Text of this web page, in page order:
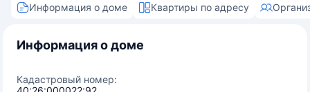
Информация о доме Квартиры по адресу
Информация о доме
Кадастровый номер: